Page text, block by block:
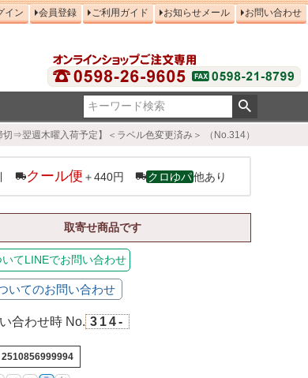
イン 会員登録 ご利用ガイド お知らせメール お問い合わせ
⇒翌週木曜入荷予定】＜ラベル色変更済み＞ （No.314）
クール便 ＋440円 クロゆパ他あり
取寄せ商品です
てLINEでお問い合わせ
いてのお問い合わせ
合わせ時 No. 314-
2510856999994